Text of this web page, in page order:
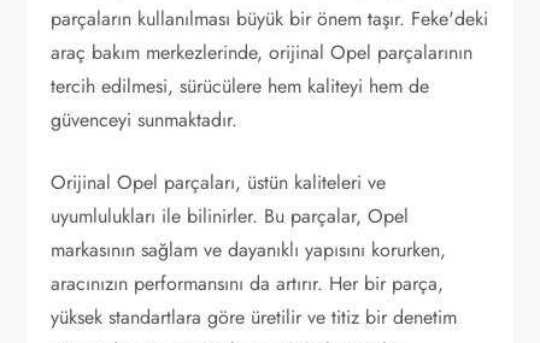
parçaların kullanılması büyük bir önem taşır. Feke'deki
araç bakım merkezlerinde, orijinal Opel parçalarının
tercih edilmesi, sürücülere hem kaliteyi hem de
güvenceyi sunmaktadır.
Orijinal Opel parçaları, üstün kaliteleri ve
uyumlulukları ile bilinirler. Bu parçalar, Opel
markasının sağlam ve dayanıklı yapısını korurken,
aracınızın performansını da artırır. Her bir parça,
yüksek standartlara göre üretilir ve titiz bir denetim